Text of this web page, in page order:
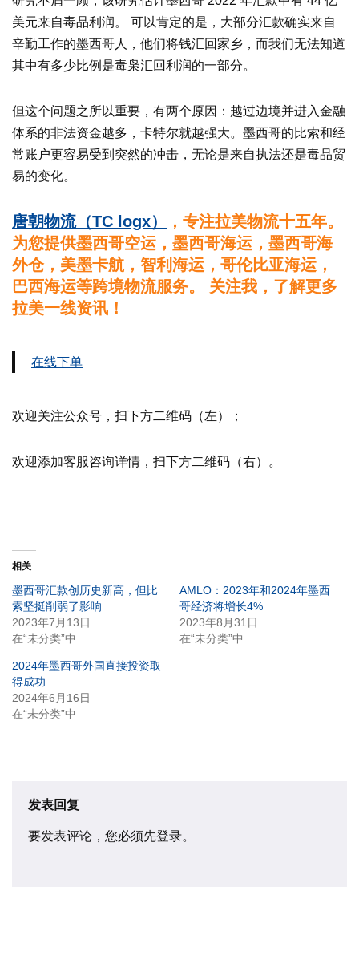
美元来自毒品利润。 可以肯定的是，大部分汇款确实来自
辛勤工作的墨西哥人，他们将钱汇回家乡，而我们无法知道
其中有多少比例是毒枭汇回利润的一部分。
但这个问题之所以重要，有两个原因：越过边境并进入金融
体系的非法资金越多，卡特尔就越强大。墨西哥的比索和经
常账户更容易受到突然的冲击，无论是来自执法还是毒品贸
易的变化。
唐朝物流（TC logx）
，专注拉美物流十五年。
为您提供墨西哥空运，墨西哥海运，墨西哥海
外仓，美墨卡航，智利海运，哥伦比亚海运，
巴西海运等跨境物流服务。 关注我，了解更多
拉美一线资讯！
在线下单
欢迎关注公众号，扫下方二维码（左）；
欢迎添加客服咨询详情，扫下方二维码（右）。
相关
墨西哥汇款创历史新高，但比
索坚挺削弱了影响
2023年7月13日
在“未分类”中
AMLO：2023年和2024年墨西
哥经济将增长4%
2023年8月31日
在“未分类”中
2024年墨西哥外国直接投资取
得成功
2024年6月16日
在“未分类”中
发表回复
要发表评论，您必须先登录。